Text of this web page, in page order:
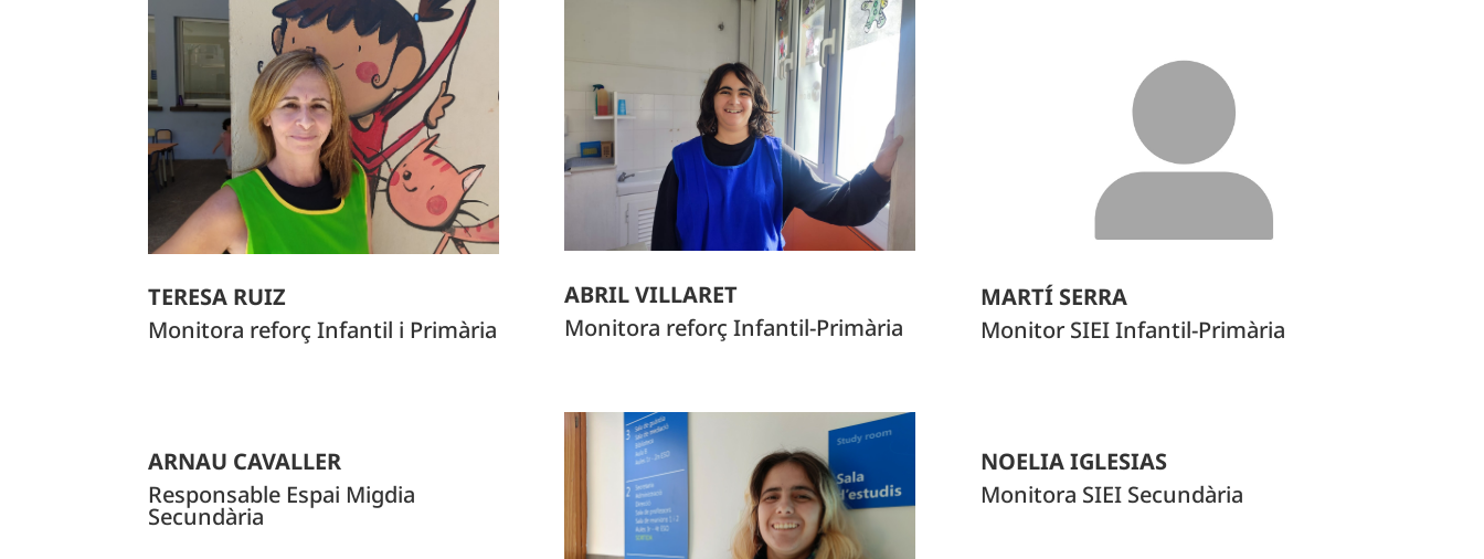
TERESA RUIZ
Monitora reforç Infantil i Primària
ABRIL VILLARET
Monitora reforç Infantil-Primària
MARTÍ SERRA
Monitor SIEI Infantil-Primària
ARNAU CAVALLER
Responsable Espai Migdia
Secundària
NOELIA IGLESIAS
Monitora SIEI Secundària